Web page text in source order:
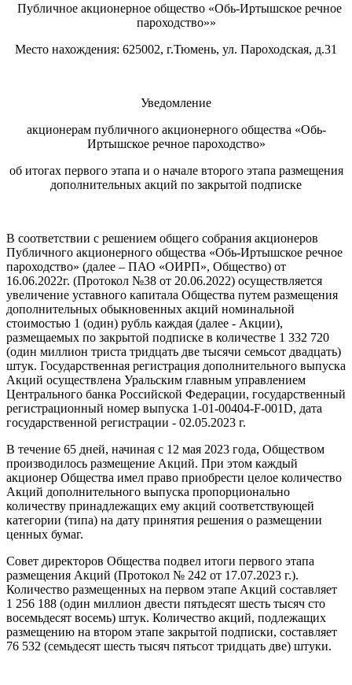
Публичное акционерное общество «Обь-Иртышское речное
пароходство»»
Место нахождения: 625002, г.Тюмень, ул. Пароходская, д.31
Уведомление
акционерам публичного акционерного общества «Обь-
Иртышское речное пароходство»
об итогах первого этапа и о начале второго этапа размещения
дополнительных акций по закрытой подписке
В соответствии с решением общего собрания акционеров
Публичного акционерного общества «Обь-Иртышское речное
пароходство» (далее – ПАО «ОИРП», Общество) от
16.06.2022г. (Протокол №38 от 20.06.2022) осуществляется
увеличение уставного капитала Общества путем размещения
дополнительных обыкновенных акций номинальной
стоимостью 1 (один) рубль каждая (далее - Акции),
размещаемых по закрытой подписке в количестве 1 332 720
(один миллион триста тридцать две тысячи семьсот двадцать)
штук. Государственная регистрация дополнительного выпуска
Акций осуществлена Уральским главным управлением
Центрального банка Российской Федерации, государственный
регистрационный номер выпуска 1-01-00404-F-001D, дата
государственной регистрации - 02.05.2023 г.
В течение 65 дней, начиная с 12 мая 2023 года, Обществом
производилось размещение Акций. При этом каждый
акционер Общества имел право приобрести целое количество
Акций дополнительного выпуска пропорционально
количеству принадлежащих ему акций соответствующей
категории (типа) на дату принятия решения о размещении
ценных бумаг.
Совет директоров Общества подвел итоги первого этапа
размещения Акций (Протокол № 242 от 17.07.2023 г.).
Количество размещенных на первом этапе Акций составляет
1 256 188 (один миллион двести пятьдесят шесть тысяч сто
восемьдесят восемь) штук. Количество акций, подлежащих
размещению на втором этапе закрытой подписки, составляет
76 532 (семьдесят шесть тысяч пятьсот тридцать две) штуки.